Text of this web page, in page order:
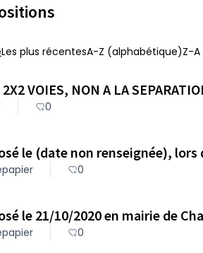
Les plus récentesA-Z (alphabétique)Z-
VOIES, NON A LA
0
le (date non renseignée), lors
0
0